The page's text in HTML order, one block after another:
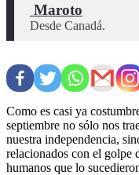
Maroto
Desde Canadá.
Como es casi ya
septiembre no sólo nos
nuestra independencia,
relacionados con el golpe
humanos que lo